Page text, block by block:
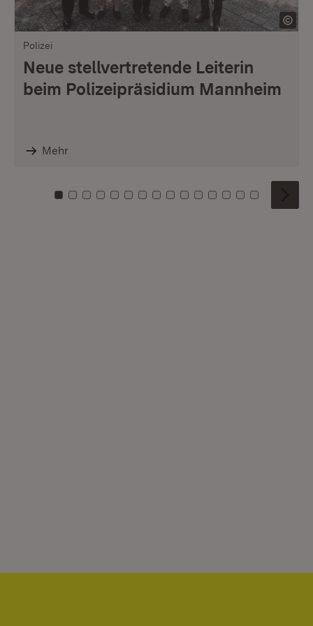
Polizei
Neue stellvertretende Leiterin
beim Polizeipräsidium Mannheim
Mehr
Zu Kachel: 0
Zu Kachel: 1
Zu Kachel: 2
Zu Kachel: 3
Zu Kachel: 4
Zu Kachel: 5
Zu Kachel: 6
Zu Kachel: 7
Zu Kachel: 8
Zu Kachel: 9
Zu Kachel: 10
Zu Kachel: 11
Zu Kachel: 12
Zu Kachel:
Zu